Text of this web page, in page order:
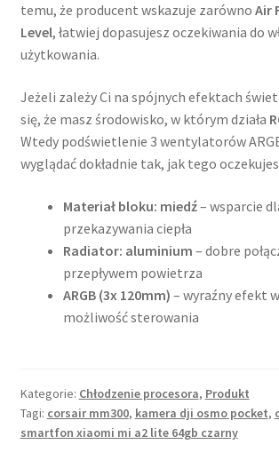
temu, że producent wskazuje zarówno Air
Level, łatwiej dopasujesz oczekiwania do
użytkowania.
Jeżeli zależy Ci na spójnych efektach
się, że masz środowisko, w którym działa
Wtedy podświetlenie 3 wentylatorów
wyglądać dokładnie tak, jak tego
Materiał bloku: miedź– wsparcie
przekazywania ciepła
Radiator: aluminium – dobre
przepływem powietrza
ARGB (3x 120mm) – wyraźny efekt
możliwość sterowania
Kategorie: Chłodzenie procesora, Produkt
Tagi: corsair mm300, kamera dji osmo pocket,
smartfon xiaomi mi a2 lite 64gb czarny